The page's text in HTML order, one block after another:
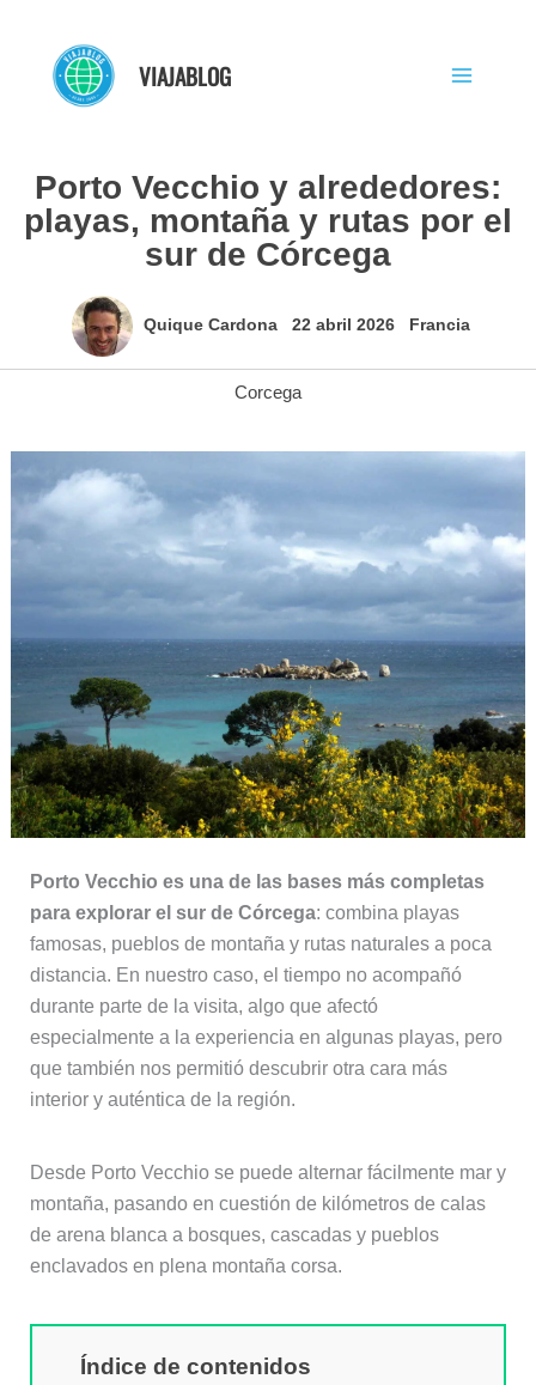
contenido
VIAJABLOG
Porto Vecchio y alrededores:
playas, montaña y rutas por el
sur de Córcega
Quique Cardona 22 abril 2026 Francia
Corcega
Porto Vecchio es una de las bases más completas
para explorar el sur de Córcega: combina playas
famosas, pueblos de montaña y rutas naturales a poca
distancia. En nuestro caso, el tiempo no acompañó
durante parte de la visita, algo que afectó
especialmente a la experiencia en algunas playas, pero
que también nos permitió descubrir otra cara más
interior y auténtica de la región.
Desde Porto Vecchio se puede alternar fácilmente mar y
montaña, pasando en cuestión de kilómetros de calas
de arena blanca a bosques, cascadas y pueblos
enclavados en plena montaña corsa.
Índice de contenidos